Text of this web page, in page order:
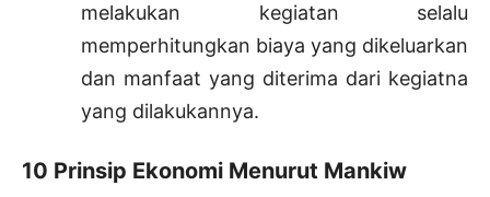
melakukan kegiatan selalu
memperhitungkan biaya yang dikeluarkan
dan manfaat yang diterima dari kegiatna
yang dilakukannya.
10 Prinsip Ekonomi Menurut Mankiw